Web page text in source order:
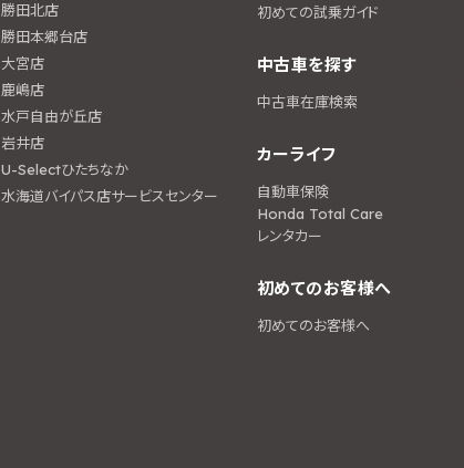
勝田北店
勝田本郷台店
大宮店
鹿嶋店
水戸自由が丘店
岩井店
U-Selectひたちなか
水海道バイパス店サービスセンター
初めての試乗ガイド
中古車を探す
中古車在庫検索
カーライフ
自動車保険
Honda Total Care
レンタカー
初めてのお客様へ
初めてのお客様へ